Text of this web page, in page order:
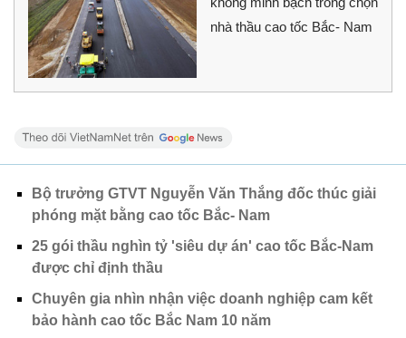
nhà thầu cao tốc Bắc- Nam
Bộ trưởng GTVT Nguyễn Văn Thắng đốc thúc giải
phóng mặt bằng cao tốc Bắc- Nam
25 gói thầu nghìn tỷ 'siêu dự án' cao tốc Bắc-Nam
được chỉ định thầu
Chuyên gia nhìn nhận việc doanh nghiệp cam kết
bảo hành cao tốc Bắc Nam 10 năm